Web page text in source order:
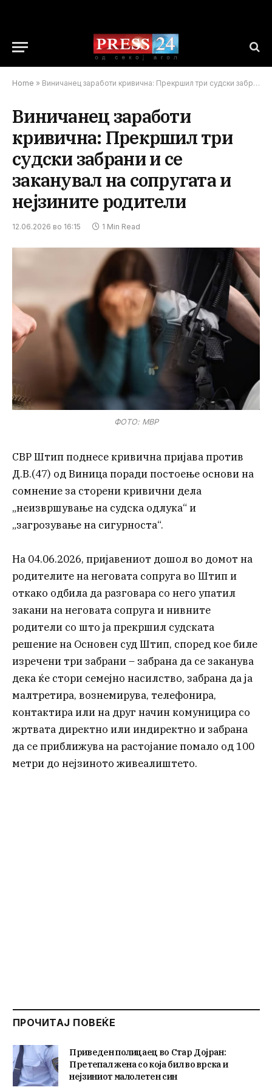
Home » Виничанец заработи кривична: Прекршил три судски забрани и се заканувал на сопругата и нејзините родители
Виничанец заработи
кривична: Прекршил три
судски забрани и се
заканувал на сопругата и
нејзините родители
12.06.2026 во 16:15 1 Min Read
ФОТО: МВР
СВР Штип поднесе кривична пријава против
Д.В.(47) од Виница поради постоење основи на
сомнение за сторени кривични дела
„неизвршување на судска одлука“ и
„загрозување на сигурноста“.
На 04.06.2026, пријавениот дошол во домот на
родителите на неговата сопруга во Штип и
откако одбила да разговара со него упатил
закани на неговата сопруга и нивните
родители со што ја прекршил судската
решение на Основен суд Штип, според кое биле
изречени три забрани – забрана да се заканува
дека ќе стори семејно насилство, забрана да ја
малтретира, вознемирува, телефонира,
контактира или на друг начин комуницира со
жртвата директно или индиректно и забрана
да се приближува на растојание помало од 100
метри до нејзиното живеалиштето.
ПРОЧИТАЈ ПОВЕЌЕ
Приведен полицаец во Стар Дојран:
Претепал жена со која бил во врска и
нејзиниот малолетен син